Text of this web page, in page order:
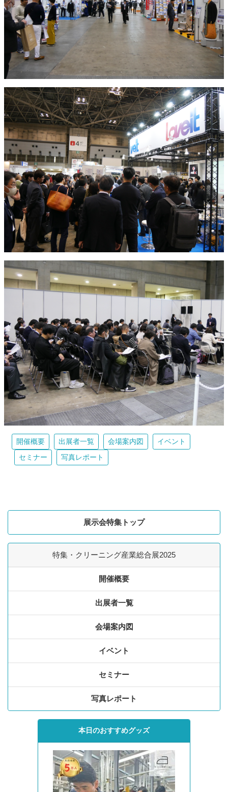
開催概要 出展者一覧 会場案内図
イベント
セミナー
写真レポート
展示会特集トップ
特集・クリーニング産業総合展2025
開催概要
出展者一覧
会場案内図
イベント
セミナー
写真レポート
本日のおすすめグッズ